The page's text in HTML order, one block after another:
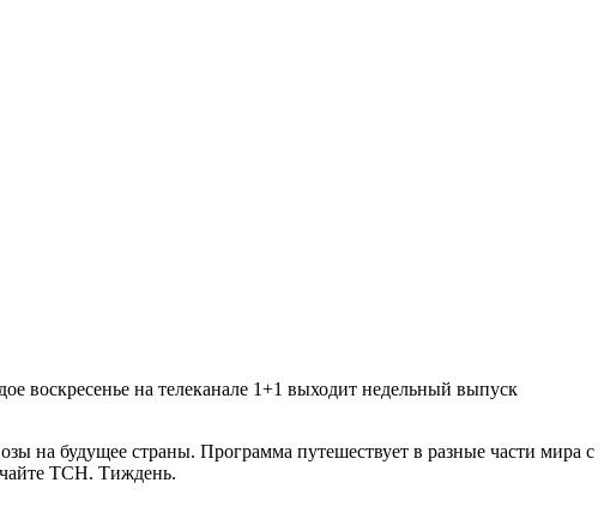
воскресенье на телеканале 1+1 выходит недельный выпуск
на будущее страны. Программа путешествует в разные части мира с
ТСН. Тиждень.